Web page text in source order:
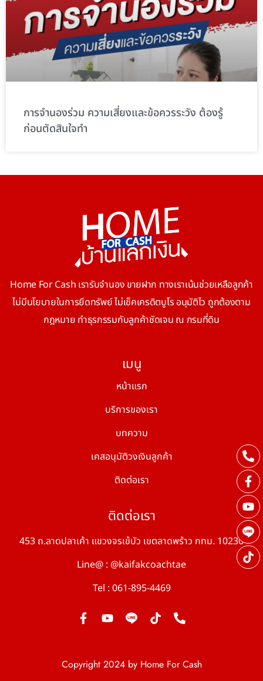
การจำนองร่วม ความเสี่ยงและข้อควรระวัง ต้องรู้
ก่อนตัดสินใจทำ
Home For Cash เรารับจำนอง ขายฝาก ทางเราเน้นช่วยเหลือลูกค้า
ไม่มีนโยบายในการยึดทรัพย์ ไม่เช็คเครดิตบูโร อนุมัติไว ถูกต้องตาม
กฎหมาย ทำธุรกรรมกับลูกค้าชัดเจน ณ กรมที่ดิน
เมนู
หน้าแรก
บริการของเรา
บทความ
เคสอนุมัติวงเงินลูกค้า
ติดต่อเรา
ติดต่อเรา
453 ถ.ลาดปลาเค้า แขวงจรเข้บัว เขตลาดพร้าว กทม. 10230
Line@ : @kaifakcoachtae
Tel : 061-895-4469
Copyright 2024 by Home For Cash